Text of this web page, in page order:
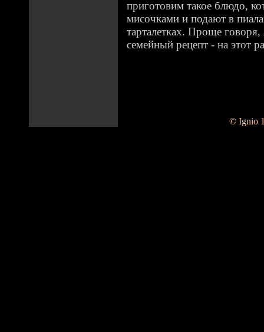
приготовим такое блюдо,
мисочками и подают в
тарталетках. Проще
семейный рецепт - на этот
© Ignio